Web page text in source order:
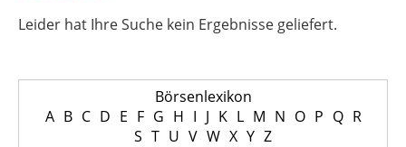
Leider hat Ihre Suche kein Ergebnisse geliefert.
Börsenlexikon
A B C D E F G H I J K L M N O P Q R
S T U V W X Y Z